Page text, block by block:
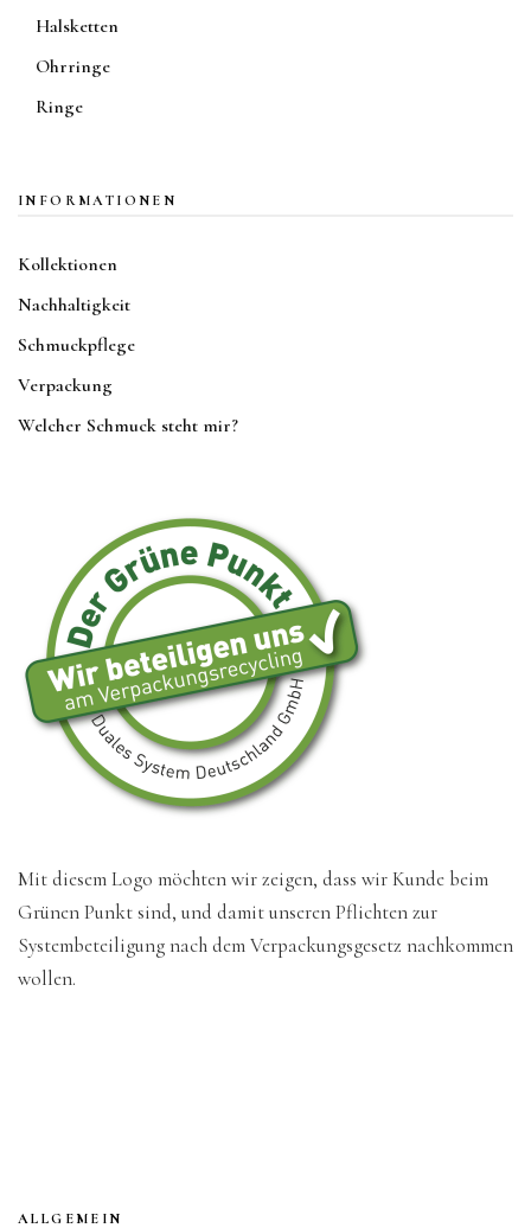
Halsketten
Ohrringe
Ringe
INFORMATIONEN
Kollektionen
Nachhaltigkeit
Schmuckpflege
Verpackung
Welcher Schmuck steht mir?
Mit diesem Logo möchten wir zeigen, dass wir Kunde beim
Grünen Punkt sind, und damit unseren Pflichten zur
Systembeteiligung nach dem Verpackungsgesetz nachkommen
wollen.
ALLGEMEIN